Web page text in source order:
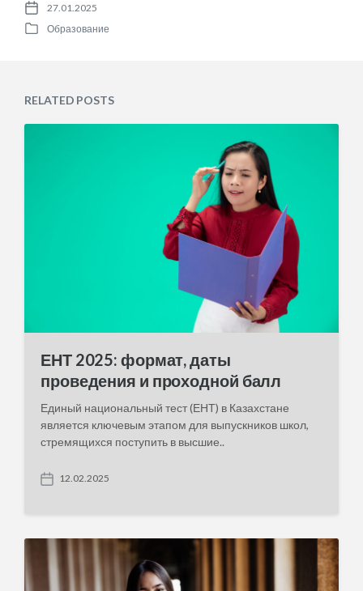
P
t
27.01.2025
P
d
i
Образование
RELATED POSTS
ЕНТ 2025: формат, даты
проведения и проходной балл
Единый национальный тест (ЕНТ) в Казахстане
является ключевым этапом для выпускников школ,
стремящихся поступить в высшие..
P
12.02.2025